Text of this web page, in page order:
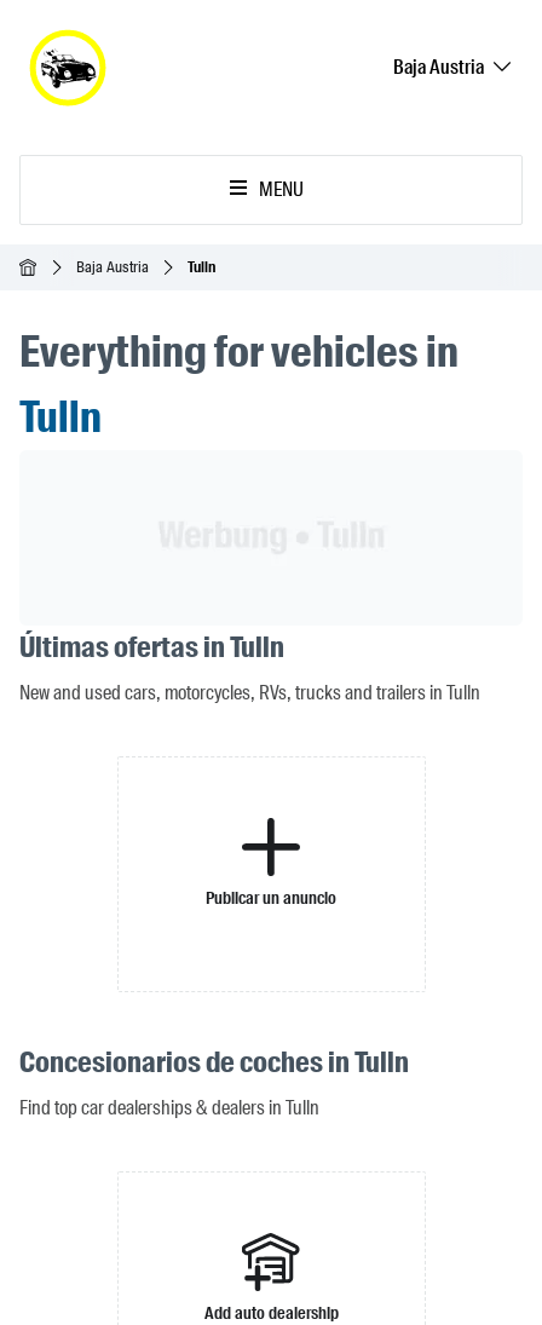
Baja Austria
MENU
Inicio Baja Austria Tulln
Everything for vehicles in
Tulln
Últimas ofertas in Tulln
New and used cars, motorcycles, RVs, trucks and trailers in Tulln
Publicar un anuncio
Concesionarios de coches in Tulln
Find top car dealerships & dealers in Tulln
Add auto dealership